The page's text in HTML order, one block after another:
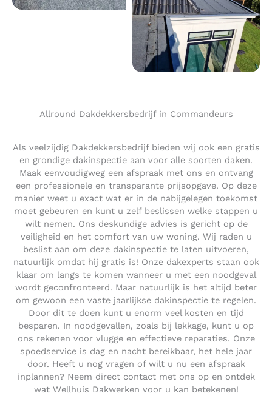
Allround Dakdekkersbedrijf in Commandeurs
Als veelzijdig Dakdekkersbedrijf bieden wij ook een gratis
en grondige dakinspectie aan voor alle soorten daken.
Maak eenvoudigweg een afspraak met ons en ontvang
een professionele en transparante prijsopgave. Op deze
manier weet u exact wat er in de nabijgelegen toekomst
moet gebeuren en kunt u zelf beslissen welke stappen u
wilt nemen. Ons deskundige advies is gericht op de
veiligheid en het comfort van uw woning. Wij raden u
beslist aan om deze dakinspectie te laten uitvoeren,
natuurlijk omdat hij gratis is! Onze dakexperts staan ook
klaar om langs te komen wanneer u met een noodgeval
wordt geconfronteerd. Maar natuurlijk is het altijd beter
om gewoon een vaste jaarlijkse dakinspectie te regelen.
Door dit te doen kunt u enorm veel kosten en tijd
besparen. In noodgevallen, zoals bij lekkage, kunt u op
ons rekenen voor vlugge en effectieve reparaties. Onze
spoedservice is dag en nacht bereikbaar, het hele jaar
door. Heeft u nog vragen of wilt u nu een afspraak
inplannen? Neem direct contact met ons op en ontdek
wat Wellhuis Dakwerken voor u kan betekenen!